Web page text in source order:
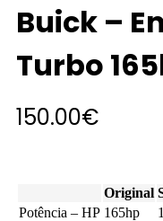
Buick –
Turbo
150.00€
Original
Potência – HP 165hp